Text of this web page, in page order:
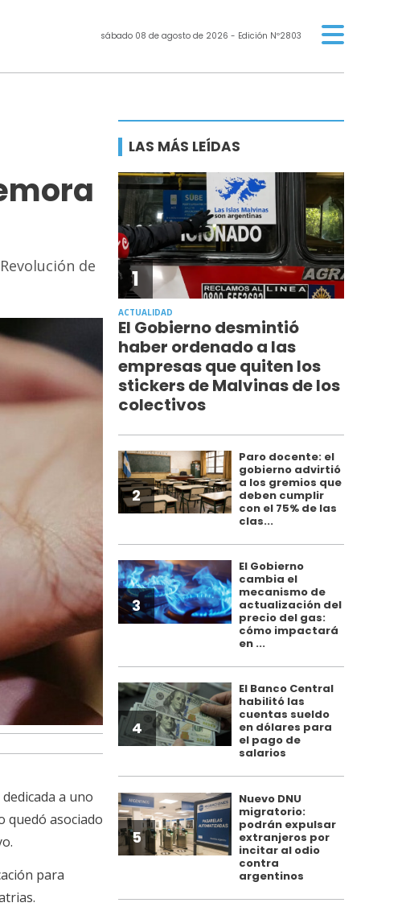
sábado 08 de agosto de 2026 - Edición Nº2803
de
a uno
quedó asociado
para
LAS MÁS LEÍDAS
1
ACTUALIDAD
El Gobierno desmintió
haber ordenado a las
empresas que quiten los
stickers de Malvinas de los
colectivos
2
Paro docente: el
gobierno advirtió
a los gremios que
deben cumplir
con el 75% de las
clas...
3
El Gobierno
cambia el
mecanismo de
actualización del
precio del gas:
cómo impactará
en ...
4
El Banco Central
habilitó las
cuentas sueldo
en dólares para
el pago de
salarios
5
Nuevo DNU
migratorio:
podrán expulsar
extranjeros por
incitar al odio
contra
argentinos